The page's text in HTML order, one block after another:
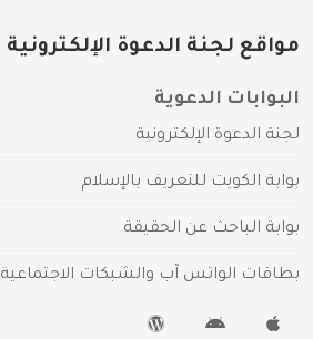
مواقع لجنة الدعوة الإلكترونية
البوابات الدعوية
لجنة الدعوة الإلكترونية
بوابة الكويت للتعريف بالإسلام
بوابة الباحث عن الحقيقة
بطاقات الواتس آب والشبكات الاجتماعية